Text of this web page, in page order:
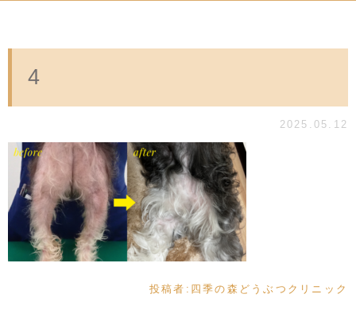
4
2025.05.12
投稿者: 四季の森どうぶつクリニック